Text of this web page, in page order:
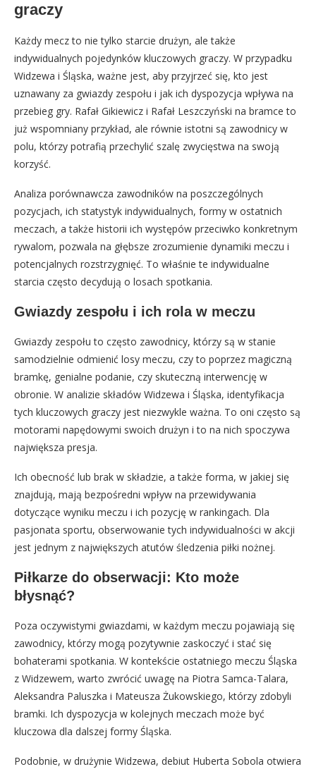
graczy
Każdy mecz to nie tylko starcie drużyn, ale także
indywidualnych pojedynków kluczowych graczy. W przypadku
Widzewa i Śląska, ważne jest, aby przyjrzeć się, kto jest
uznawany za gwiazdy zespołu i jak ich dyspozycja wpływa na
przebieg gry. Rafał Gikiewicz i Rafał Leszczyński na bramce to
już wspomniany przykład, ale równie istotni są zawodnicy w
polu, którzy potrafią przechylić szalę zwycięstwa na swoją
korzyść.
Analiza porównawcza zawodników na poszczególnych
pozycjach, ich statystyk indywidualnych, formy w ostatnich
meczach, a także historii ich występów przeciwko konkretnym
rywalom, pozwala na głębsze zrozumienie dynamiki meczu i
potencjalnych rozstrzygnięć. To właśnie te indywidualne
starcia często decydują o losach spotkania.
Gwiazdy zespołu i ich rola w meczu
Gwiazdy zespołu to często zawodnicy, którzy są w stanie
samodzielnie odmienić losy meczu, czy to poprzez magiczną
bramkę, genialne podanie, czy skuteczną interwencję w
obronie. W analizie składów Widzewa i Śląska, identyfikacja
tych kluczowych graczy jest niezwykle ważna. To oni często są
motorami napędowymi swoich drużyn i to na nich spoczywa
największa presja.
Ich obecność lub brak w składzie, a także forma, w jakiej się
znajdują, mają bezpośredni wpływ na przewidywania
dotyczące wyniku meczu i ich pozycję w rankingach. Dla
pasjonata sportu, obserwowanie tych indywidualności w akcji
jest jednym z największych atutów śledzenia piłki nożnej.
Piłkarze do obserwacji: Kto może
błysnąć?
Poza oczywistymi gwiazdami, w każdym meczu pojawiają się
zawodnicy, którzy mogą pozytywnie zaskoczyć i stać się
bohaterami spotkania. W kontekście ostatniego meczu Śląska
z Widzewem, warto zwrócić uwagę na Piotra Samca-Talara,
Aleksandra Paluszka i Mateusza Żukowskiego, którzy zdobyli
bramki. Ich dyspozycja w kolejnych meczach może być
kluczowa dla dalszej formy Śląska.
Podobnie, w drużynie Widzewa, debiut Huberta Sobola otwiera